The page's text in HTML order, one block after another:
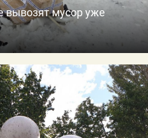
вывозят мусор уже